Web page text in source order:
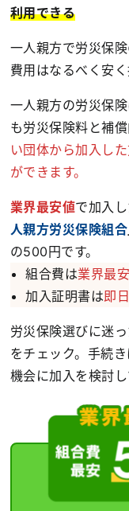
利用できる
一人親方で労災保
費用はなるべく安
一人親方の労災保
も労災保険料と補
い団体から加入し
ができます。
業界最安値で加入
人親方労災保険組合
の500円です。
組合費は業界最
加入証明書は即
労災保険選びに迷
をチェック。手続き
機会に加入を検討し